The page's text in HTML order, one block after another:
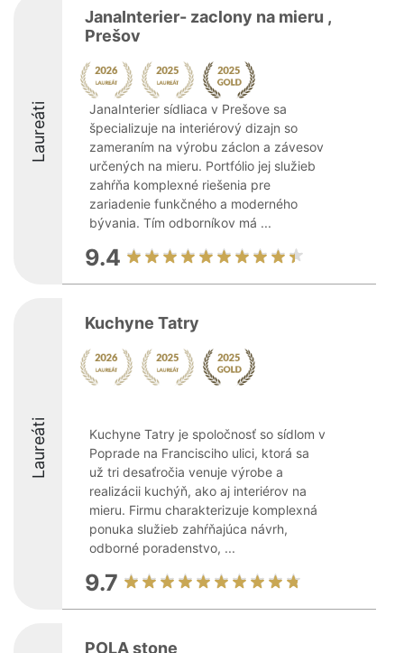
Laureáti
JanaInterier- zaclony na mieru ,
Prešov
JanaInterier sídliaca v Prešove sa
špecializuje na interiérový dizajn so
zameraním na výrobu záclon a závesov
určených na mieru. Portfólio jej služieb
zahŕňa komplexné riešenia pre
zariadenie funkčného a moderného
bývania. Tím odborníkov má ...
9.4
Laureáti
Kuchyne Tatry
Kuchyne Tatry je spoločnosť so sídlom v
Poprade na Francisciho ulici, ktorá sa
už tri desaťročia venuje výrobe a
realizácii kuchýň, ako aj interiérov na
mieru. Firmu charakterizuje komplexná
ponuka služieb zahŕňajúca návrh,
odborné poradenstvo, ...
9.7
POLA stone